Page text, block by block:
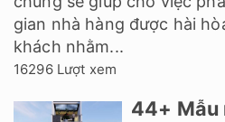
gian nhà hàng được hài
khách nhằm...
16296 Lượt xem
44+ Mẫu